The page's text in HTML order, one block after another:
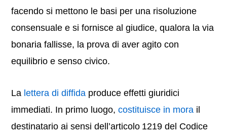
facendo si mettono le basi per una risoluzione
consensuale e si fornisce al giudice, qualora la via
bonaria fallisse, la prova di aver agito con
equilibrio e senso civico.
La lettera di diffida produce effetti giuridici
immediati. In primo luogo,costituisce in mora il
destinatario ai sensi dell’articolo 1219 del Codice